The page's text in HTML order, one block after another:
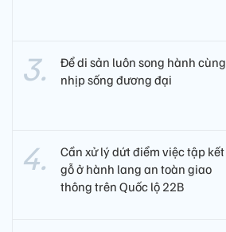
Để di sản luôn song hành cùng
nhịp sống đương đại
Cần xử lý dứt điểm việc tập kết
gỗ ở hành lang an toàn giao
thông trên Quốc lộ 22B